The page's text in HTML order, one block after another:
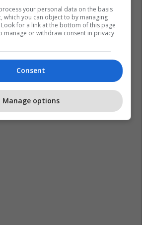
Lsdm
your personal data on the basis
which you can object to by managing
for a link at the bottom of this page
manage or withdraw consent in privacy
Consent
Manage options